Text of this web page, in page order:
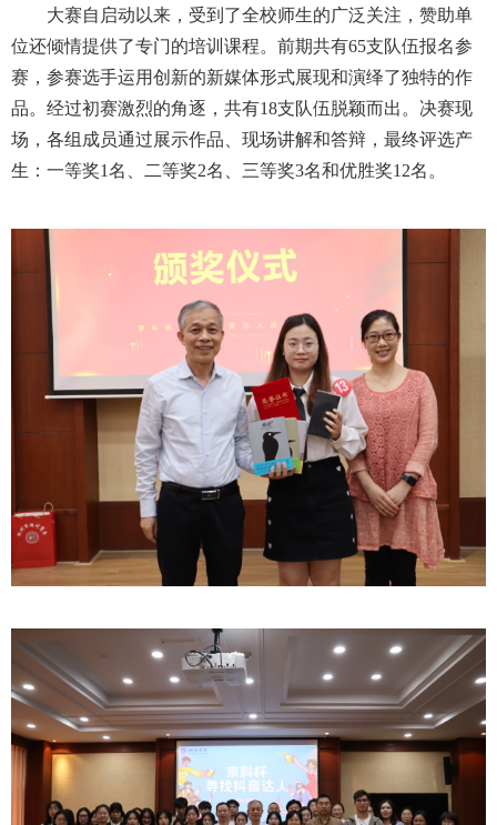
大赛自启动以来，受到了全校师生的广泛关注，赞助单
位还倾情提供了专门的培训课程。前期共有65支队伍报名参
赛，参赛选手运用创新的新媒体形式展现和演绎了独特的作
品。经过初赛激烈的角逐，共有18支队伍脱颖而出。决赛现
场，各组成员通过展示作品、现场讲解和答辩，最终评选产
生：一等奖1名、二等奖2名、三等奖3名和优胜奖12名。